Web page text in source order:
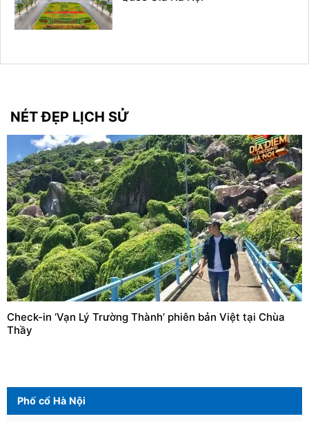
NÉT ĐẸP LỊCH SỬ
Check-in ‘Vạn Lý Trường Thành’ phiên bản Việt tại Chùa
Thầy
Phố cổ Hà Nội